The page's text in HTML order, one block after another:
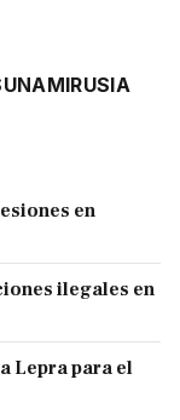
RUSIA
en
ilegales en
Lepra para el